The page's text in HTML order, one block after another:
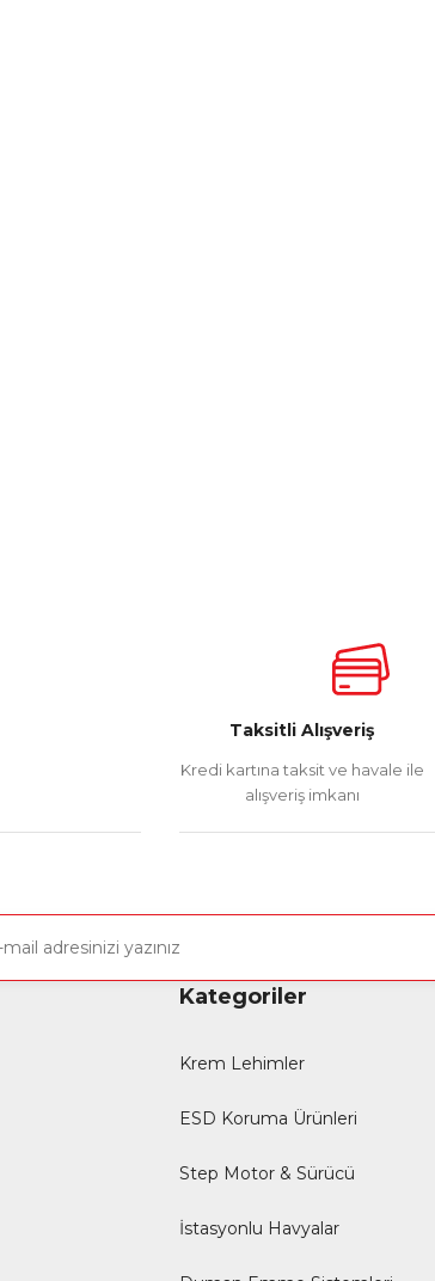
Taksitli Alışveriş
Kredi kartına taksit ve havale ile
alışveriş imkanı
Kategoriler
Krem Lehimler
ESD Koruma Ürünleri
Step Motor & Sürücü
İstasyonlu Havyalar